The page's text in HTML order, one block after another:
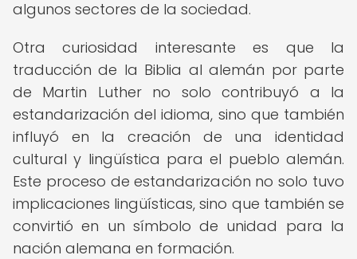
algunos sectores de la sociedad.
Otra curiosidad interesante es que la
traducción de la Biblia al alemán por parte
de Martin Luther no solo contribuyó a la
estandarización del idioma, sino que también
influyó en la creación de una identidad
cultural y lingüística para el pueblo alemán.
Este proceso de estandarización no solo tuvo
implicaciones lingüísticas, sino que también se
convirtió en un símbolo de unidad para la
nación alemana en formación.